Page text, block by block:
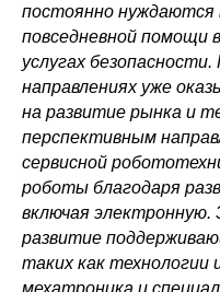
постоянно нуждаются
повседневной помощи
услугах
направлениях уже
на развитие рынка и
перспективным
сервисной
роботы благодаря
включая
развитие
таких как технологии
мехатроника и
© 2015-2026 НАУРР. Все права защищены. При
Политика конфиденциальности
© 2015-2026 НАУРР. Все права защищены.